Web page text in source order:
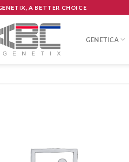
A BETTER CHOICE
GENETICA